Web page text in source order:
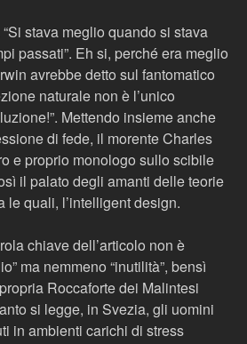
stava meglio quando si stava
passati”. Eh si, perché era meglio
avrebbe detto sul fantomatico
naturale non è l’unico
Mettendo insieme anche
di fede, il morente Charles
e proprio monologo sullo scibile
il palato degli amanti delle teorie
le quali, l’intelligent design.
chiave dell’articolo non è
ma nemmeno “inutilità”, bensì
Roccaforte dei Malintesi
si legge, in Svezia, gli uomini
in ambienti carichi di stress